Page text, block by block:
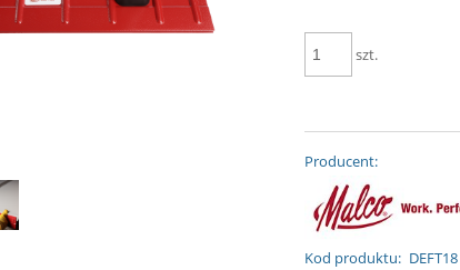
szt.
Producent:
Kod produktu: DEFT18